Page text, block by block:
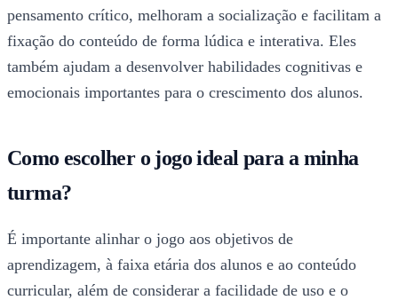
pensamento crítico, melhoram a socialização e facilitam a
fixação do conteúdo de forma lúdica e interativa. Eles
também ajudam a desenvolver habilidades cognitivas e
emocionais importantes para o crescimento dos alunos.
Como escolher o jogo ideal para a minha
turma?
É importante alinhar o jogo aos objetivos de
aprendizagem, à faixa etária dos alunos e ao conteúdo
curricular, além de considerar a facilidade de uso e o